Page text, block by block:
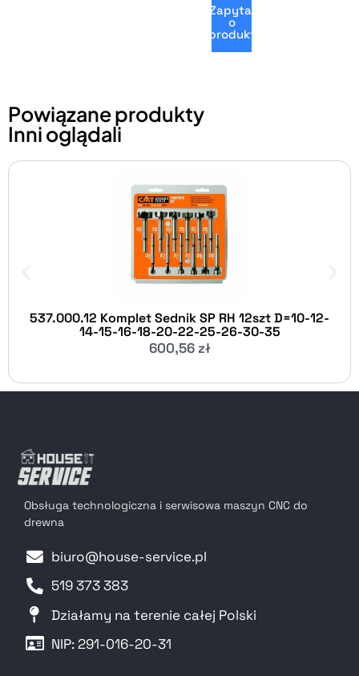
Zapytaj
o
produkt
Powiązane produkty
Inni oglądali
537.000.12 Komplet Sednik SP RH 12szt D=10-12-
14-15-16-18-20-22-25-26-30-35
600,56 zł
Obsługa technologiczna i serwisowa maszyn CNC do
drewna
biuro@house-service.pl
519 373 383
Działamy na terenie całej Polski
NIP: 291-016-20-31​